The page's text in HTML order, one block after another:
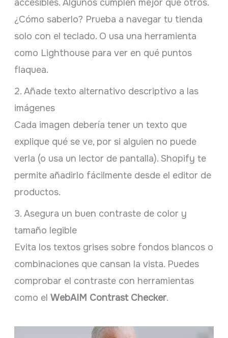
accesibles. Algunos cumplen mejor que otros.
¿Cómo saberlo? Prueba a navegar tu tienda
solo con el teclado. O usa una herramienta
como Lighthouse para ver en qué puntos
flaquea.
2. Añade texto alternativo descriptivo a las
imágenes
Cada imagen debería tener un texto que
explique qué se ve, por si alguien no puede
verla (o usa un lector de pantalla). Shopify te
permite añadirlo fácilmente desde el editor de
productos.
3. Asegura un buen contraste de color y
tamaño legible
Evita los textos grises sobre fondos blancos o
combinaciones que cansan la vista. Puedes
comprobar el contraste con herramientas
como el WebAIM Contrast Checker.